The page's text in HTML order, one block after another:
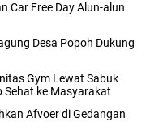
Car Free Day Alun-alun
Desa Popoh Dukung
Gym Lewat Sabuk
Sehat ke Masyarakat
Afvoer di Gedangan